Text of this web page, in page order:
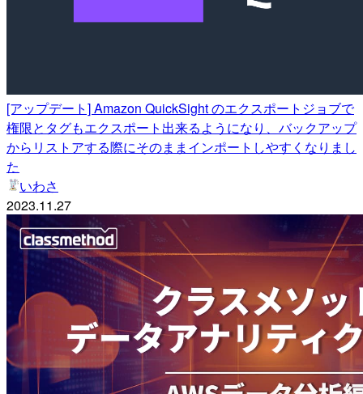
[アップデート] Amazon QuickSight のエクスポートジョブで
権限とタグもエクスポート出来るようになり、バックアップ
からリストアする際にそのままインポートしやすくなりまし
た
いわさ
2023.11.27